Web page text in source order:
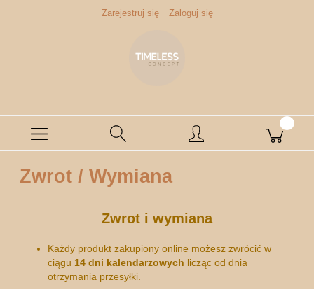
Zarejestruj się Zaloguj się
Zwrot / Wymiana
Zwrot i wymiana
Każdy produkt zakupiony online możesz zwrócić w
ciągu 14 dni kalendarzowych licząc od dnia
otrzymania przesyłki.